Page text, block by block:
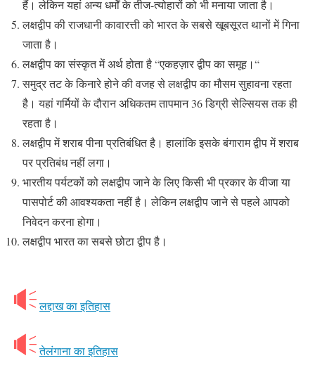
हैं। लेकिन यहां अन्य धर्मों के तीज-त्योहारों को भी मनाया जाता है।
लक्षद्वीप की राजधानी कावारत्ती को भारत के सबसे खूबसूरत थानों में गिना
जाता है।
लक्षद्वीप का संस्कृत में अर्थ होता है “एकहज़ार द्वीप का समूह।“
समुद्र तट के किनारे होने की वजह से लक्षद्वीप का मौसम सुहावना रहता
है। यहां गर्मियों के दौरान अधिकतम तापमान 36 डिग्री सेल्सियस तक ही
रहता है।
लक्षद्वीप में शराब पीना प्रतिबंधित है। हालांकि इसके बंगाराम द्वीप में शराब
पर प्रतिबंध नहीं लगा।
भारतीय पर्यटकों को लक्षद्वीप जाने के लिए किसी भी प्रकार के वीजा या
पासपोर्ट की आवश्यकता नहीं है। लेकिन लक्षद्वीप जाने से पहले आपको
निवेदन करना होगा।
लक्षद्वीप भारत का सबसे छोटा द्वीप है।
लद्दाख का इतिहास
तेलंगाना का इतिहास